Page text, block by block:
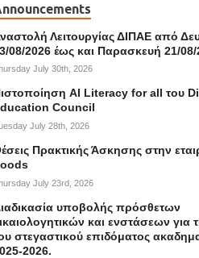
Λειτουργίας ΔΙΠΑΕ από
08/2026 έως και Παρασκευή 21/08/
July 30th, 2026
AI Literacy for all του
Council
July 28th, 2026
Πρακτικής Άσκησης στην
July 23rd, 2026
υποβολής πρόσθετων
και ενστάσεων για
στεγαστικού επιδόματος
2026.